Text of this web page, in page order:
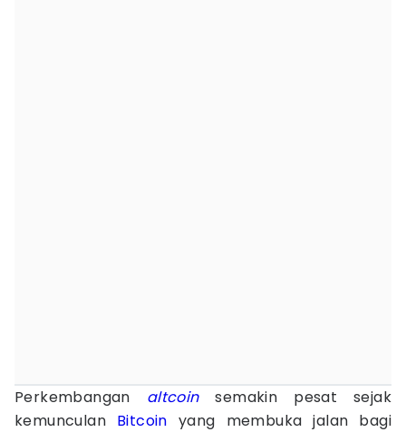
Perkembangan altcoin
semakin pesat sejak
kemunculan Bitcoin yang membuka jalan bagi